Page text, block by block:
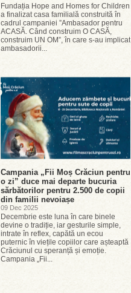
Fundația Hope and Homes for Children
a finalizat casa familială construită în
cadrul campaniei ”Ambasador pentru
ACASĂ. Când construim O CASĂ,
construim UN OM”, în care s-au implicat
ambasadorii...
Campania „Fii Moș Crăciun pentru
o zi” duce mai departe bucuria
sărbătorilor pentru 2.500 de copii
din familii nevoiașe
09 Dec 2025
Decembrie este luna în care binele
devine o tradiție, iar gesturile simple,
intrate în reflex, capătă un ecou
puternic în viețile copiilor care așteaptă
Crăciunul cu speranță și emoție.
Campania „Fii...